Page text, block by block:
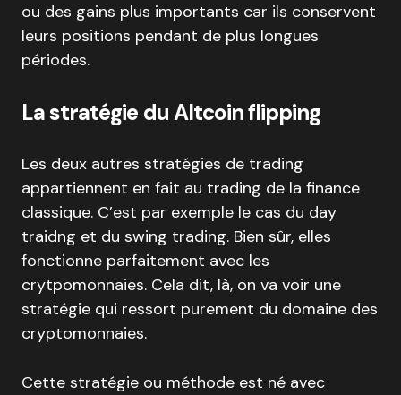
ou des gains plus importants car ils conservent
leurs positions pendant de plus longues
périodes.
La stratégie du Altcoin flipping
Les deux autres stratégies de trading
appartiennent en fait au trading de la finance
classique. C’est par exemple le cas du day
traidng et du swing trading. Bien sûr, elles
fonctionne parfaitement avec les
crytpomonnaies. Cela dit, là, on va voir une
stratégie qui ressort purement du domaine des
cryptomonnaies.
Cette stratégie ou méthode est né avec